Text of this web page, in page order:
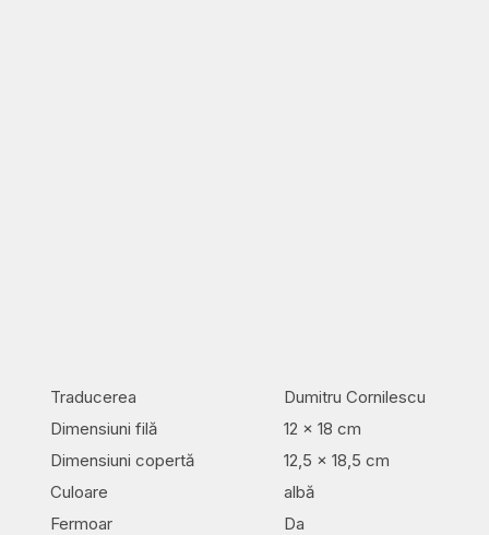
Traducerea
Dumitru Cornilescu
Dimensiuni filă
12 x 18 cm
Dimensiuni copertă
12,5 x 18,5 cm
Culoare
albă
Fermoar
Da